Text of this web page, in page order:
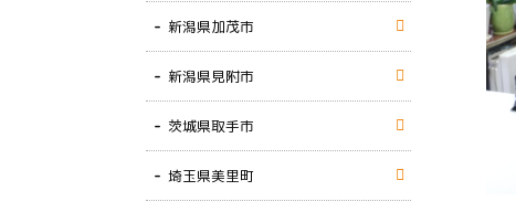
新潟県加茂市
新潟県見附市
茨城県取手市
埼玉県美里町